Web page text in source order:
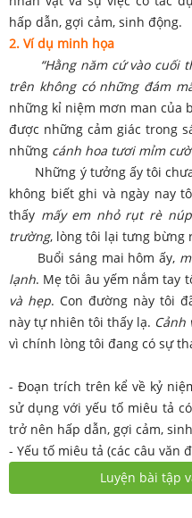
hấp dẫn, gợi cảm, sinh động.
2. Ví dụ minh họa
“Hằng năm cứ vào cuối
trên không có những đám
những kỉ niệm mơn man của
được những cảm giác trong
những cánh hoa tươi mỉm
Những ý tưởng ấy tôi chưa
không biết ghi và ngày nay
thấy mấy em nhỏ rụt rè
trường, lòng tôi lại tưng bừng
Buổi sáng mai hôm ấy,
lạnh. Mẹ tôi âu yếm nắm tay
và hẹp. Con đường này tôi
này tự nhiên tôi thấy lạ. Cảnh
vì chính lòng tôi đang có sự
- Đoạn trích trên kể về kỷ
sử dụng với yếu tố miêu tả
trở nên hấp dẫn, gợi cảm,
- Yếu tố miêu tả (các câu văn
Luyện bài tập